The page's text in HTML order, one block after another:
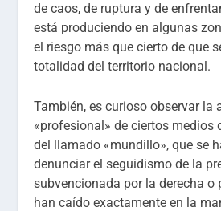
de caos, de ruptura y de
está produciendo en algunas
el riesgo más que cierto de que
totalidad del territorio nacional.
También, es curioso observar la
«profesional» de ciertos medios
del llamado «mundillo», que se
denunciar el seguidismo de la
subvencionada por la derecha o
han caído exactamente en la